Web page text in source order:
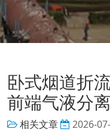
卧式烟道折
前端气液分
相关文章 2026-